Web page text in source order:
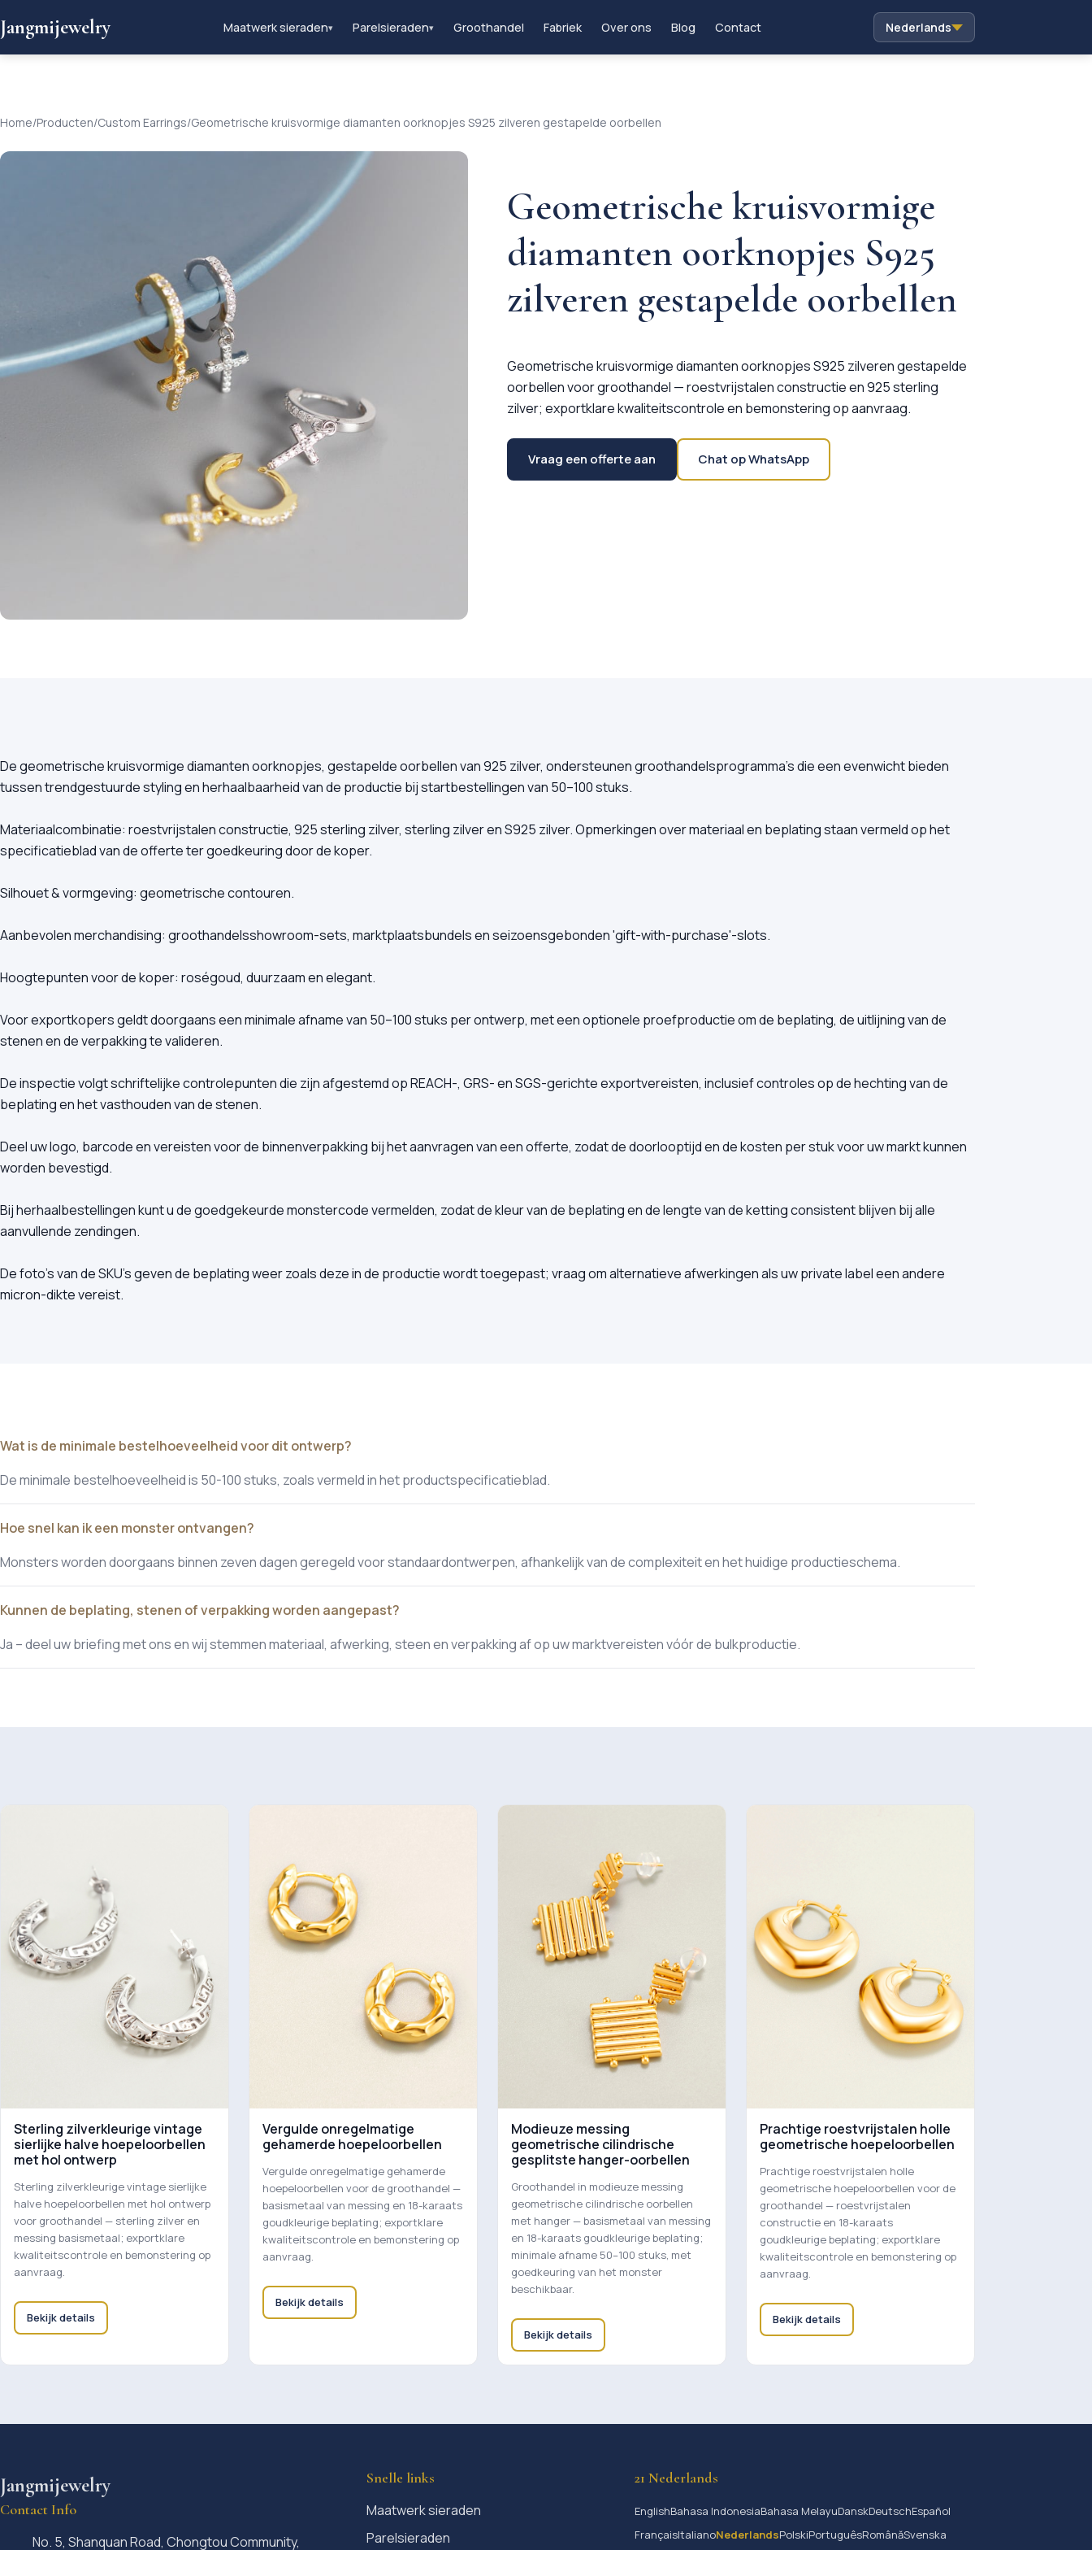
Jangmijewelry Maatwerk sieraden▾ Parelsieraden▾ Groothandel Fabriek Over ons Blog Contact Nederlands
Home/Producten/Custom Earrings/Geometrische kruisvormige diamanten oorknopjes S925 zilveren gestapelde oorbellen
Geometrische kruisvormige
diamanten oorknopjes S925
zilveren gestapelde oorbellen
Geometrische kruisvormige diamanten oorknopjes S925 zilveren gestapelde
oorbellen voor groothandel — roestvrijstalen constructie en 925 sterling
zilver; exportklare kwaliteitscontrole en bemonstering op aanvraag.
Vraag een offerte aan Chat op WhatsApp
De geometrische kruisvormige diamanten oorknopjes, gestapelde oorbellen van 925 zilver, ondersteunen groothandelsprogramma's die een evenwicht bieden
tussen trendgestuurde styling en herhaalbaarheid van de productie bij startbestellingen van 50–100 stuks.
Materiaalcombinatie: roestvrijstalen constructie, 925 sterling zilver, sterling zilver en S925 zilver. Opmerkingen over materiaal en beplating staan vermeld op het
specificatieblad van de offerte ter goedkeuring door de koper.
Silhouet & vormgeving: geometrische contouren.
Aanbevolen merchandising: groothandelsshowroom-sets, marktplaatsbundels en seizoensgebonden 'gift-with-purchase'-slots.
Hoogtepunten voor de koper: roségoud, duurzaam en elegant.
Voor exportkopers geldt doorgaans een minimale afname van 50–100 stuks per ontwerp, met een optionele proefproductie om de beplating, de uitlijning van de
stenen en de verpakking te valideren.
De inspectie volgt schriftelijke controlepunten die zijn afgestemd op REACH-, GRS- en SGS-gerichte exportvereisten, inclusief controles op de hechting van de
beplating en het vasthouden van de stenen.
Deel uw logo, barcode en vereisten voor de binnenverpakking bij het aanvragen van een offerte, zodat de doorlooptijd en de kosten per stuk voor uw markt kunnen
worden bevestigd.
Bij herhaalbestellingen kunt u de goedgekeurde monstercode vermelden, zodat de kleur van de beplating en de lengte van de ketting consistent blijven bij alle
aanvullende zendingen.
De foto's van de SKU's geven de beplating weer zoals deze in de productie wordt toegepast; vraag om alternatieve afwerkingen als uw private label een andere
micron-dikte vereist.
Wat is de minimale bestelhoeveelheid voor dit ontwerp?
De minimale bestelhoeveelheid is 50-100 stuks, zoals vermeld in het productspecificatieblad.
Hoe snel kan ik een monster ontvangen?
Monsters worden doorgaans binnen zeven dagen geregeld voor standaardontwerpen, afhankelijk van de complexiteit en het huidige productieschema.
Kunnen de beplating, stenen of verpakking worden aangepast?
Ja – deel uw briefing met ons en wij stemmen materiaal, afwerking, steen en verpakking af op uw marktvereisten vóór de bulkproductie.
Sterling zilverkleurige vintage
sierlijke halve hoepeloorbellen
met hol ontwerp
Sterling zilverkleurige vintage sierlijke
halve hoepeloorbellen met hol ontwerp
voor groothandel — sterling zilver en
messing basismetaal; exportklare
kwaliteitscontrole en bemonstering op
aanvraag.
Bekijk details
Vergulde onregelmatige
gehamerde hoepeloorbellen
Vergulde onregelmatige gehamerde
hoepeloorbellen voor de groothandel —
basismetaal van messing en 18-karaats
goudkleurige beplating; exportklare
kwaliteitscontrole en bemonstering op
aanvraag.
Bekijk details
Modieuze messing
geometrische cilindrische
gesplitste hanger-oorbellen
Groothandel in modieuze messing
geometrische cilindrische oorbellen
met hanger — basismetaal van messing
en 18-karaats goudkleurige beplating;
minimale afname 50–100 stuks, met
goedkeuring van het monster
beschikbaar.
Bekijk details
Prachtige roestvrijstalen holle
geometrische hoepeloorbellen
Prachtige roestvrijstalen holle
geometrische hoepeloorbellen voor de
groothandel — roestvrijstalen
constructie en 18-karaats
goudkleurige beplating; exportklare
kwaliteitscontrole en bemonstering op
aanvraag.
Bekijk details
Jangmijewelry
Contact Info
No. 5, Shanquan Road, Chongtou Community,
Snelle links
Maatwerk sieraden
Parelsieraden
21 Nederlands
EnglishBahasa IndonesiaBahasa MelayuDanskDeutschEspañol
FrançaisItalianoNederlandsPolskiPortuguêsRomânăSvenska